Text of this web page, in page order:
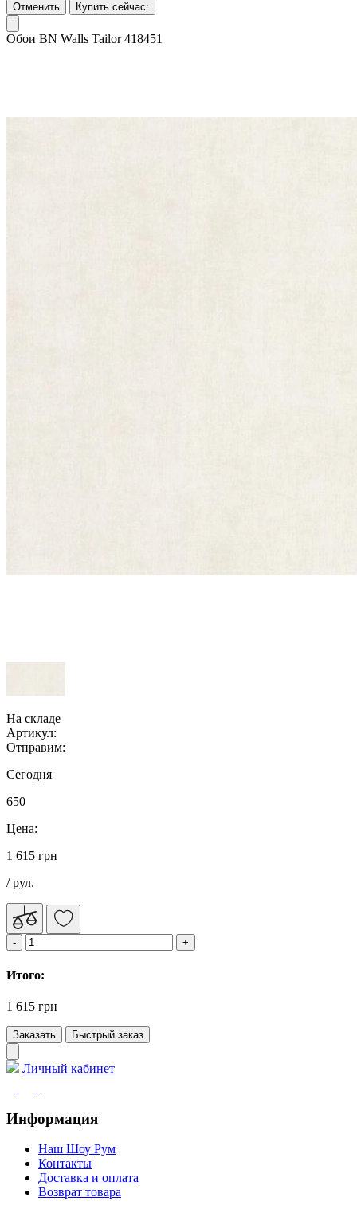
Отменить Купить сейчас:
Обои BN Walls Tailor 418451
На складе
Артикул:
Отправим:
Сегодня
650
Цена:
1 615 грн
/ рул.
Итого:
1 615 грн
Заказать Быстрый заказ
Личный кабинет
Информация
Наш Шоу Рум
Контакты
Доставка и оплата
Возврат товара